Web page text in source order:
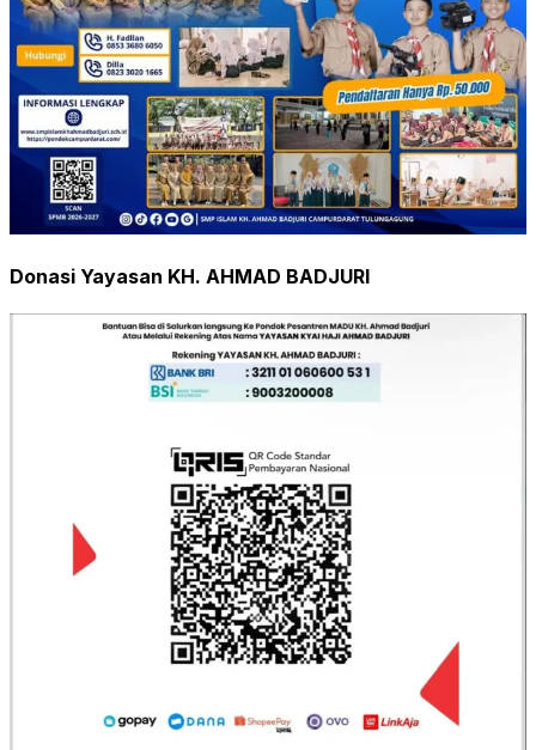
Donasi Yayasan KH. AHMAD BADJURI